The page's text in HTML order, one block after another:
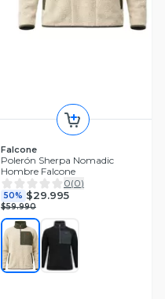
Falcone
Polerón Sherpa Nomadic
Hombre Falcone
0(0)
50% $29.995
$59.990